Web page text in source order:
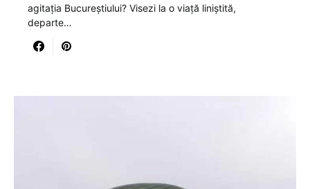
agitația Bucureștiului? Visezi la o viață liniștită,
departe…